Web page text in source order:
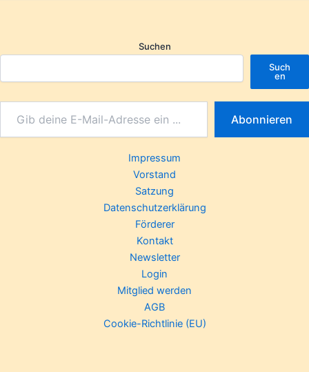
Suchen
Such
en
Abonnieren
Impressum
Vorstand
Satzung
Datenschutzerklärung
Förderer
Kontakt
Newsletter
Login
Mitglied werden
AGB
Cookie-Richtlinie (EU)